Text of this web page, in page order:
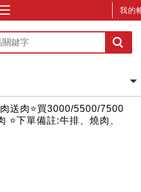
我的
送肉⭐買3000/5500/7500
下單備註:牛排、燒肉、